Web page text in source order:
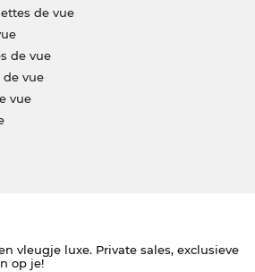
de vue
de vue
de vue
vue
vleugje luxe. Private sales, exclusieve
op je!